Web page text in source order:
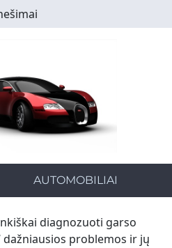
AUTOMOBILIAI
diagnozuoti garso
problemos ir jų